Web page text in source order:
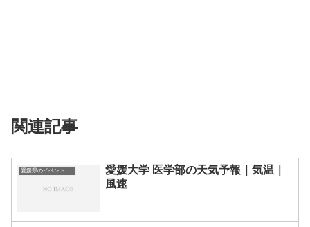
関連記事
愛媛県のイベント会場一覧
愛媛大学 医学部の天気予報｜気温｜
風速